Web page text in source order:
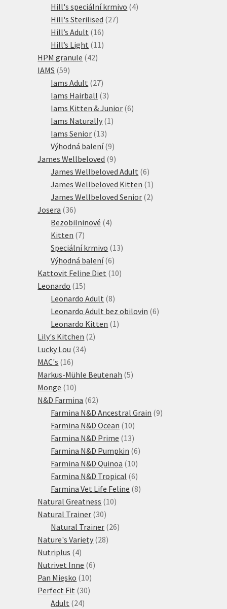
produktů
Hill's speciální krmivo 44
Hill's Sterilised 2727
Hill’s Adult 1616
produktů
Hill’s Light 11 11
HPM granule 4242
IAMS 5959
produktů
Iams Adult 2727
produktů
Iams Hairball 33
produkty
Iams Kitten & Junior 66
Iams Naturally 1 1
Iams Senior 1313
produktů
Výhodná balení 99
produktů
James Wellbeloved 99
produktů
James Wellbeloved Adult 66
produktů
James Wellbeloved Kitten 1 1
produkt
James Wellbeloved Senior 22
Josera 3636
produktů
Bezobilninové 44
Kitten 77
produktů
Speciální krmivo 1313
Výhodná balení 66
produktů
Kattovit Feline Diet 1010
Leonardo 1515
produktů
Leonardo Adult 88
produktů
Leonardo Adult bez obilovin 66
Leonardo Kitten 1 1
Lily's Kitchen 22
Lucky Lou 3434
MAC's 1616
produktů
Markus-Mühle Beutenah 55
Monge 1010
produktů
N&D Farmina 6262
produktů
Farmina N&D Ancestral Grain 99
Farmina N&D Ocean 1010
produktů
Farmina N&D Prime 1313
produktů
Farmina N&D Pumpkin 66
Farmina N&D Quinoa 1010
produktů
Farmina N&D Tropical 66
produktů
Farmina Vet Life Feline 88
Natural Greatness 1010
Natural Trainer 3030
produktů
Natural Trainer 2626
Nature's Variety 2828
Nutriplus 44
produkty
Nutrivet Inne 66
Pan Mięsko 1010
produktů
Perfect Fit 3030
Adult 2424